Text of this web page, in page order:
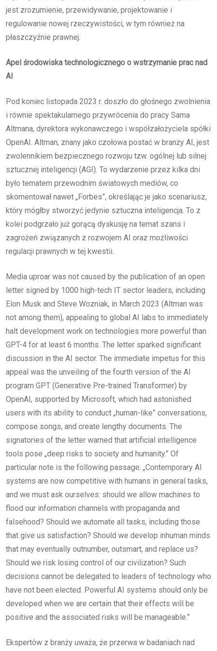
jest zrozumienie, przewidywanie, projektowanie i
regulowanie nowej rzeczywistości, w tym również na
płaszczyźnie prawnej.
Apel środowiska technologicznego o wstrzymanie prac nad
AI
Pod koniec listopada 2023 r. doszło do głośnego zwolnienia
i równie spektakularnego przywrócenia do pracy Sama
Altmana, dyrektora wykonawczego i współzałożyciela spółki
OpenAI. Altman, znany jako czołowa postać w branży AI, jest
zwolennikiem bezpiecznego rozwoju tzw. ogólnej lub silnej
sztucznej inteligencji (AGI). To wydarzenie przez kilka dni
było tematem przewodnim światowych mediów, co
skomentował nawet „Forbes”, określając je jako scenariusz,
który mógłby stworzyć jedynie sztuczna inteligencja. To z
kolei podgrzało już gorącą dyskusję na temat szans i
zagrożeń związanych z rozwojem AI oraz możliwości
regulacji prawnych w tej kwestii.
Media uproar was not caused by the publication of an open
letter signed by 1000 high-tech IT sector leaders, including
Elon Musk and Steve Wozniak, in March 2023 (Altman was
not among them), appealing to global AI labs to immediately
halt development work on technologies more powerful than
GPT-4 for at least 6 months. The letter sparked significant
discussion in the AI sector. The immediate impetus for this
appeal was the unveiling of the fourth version of the AI
program GPT (Generative Pre-trained Transformer) by
OpenAI, supported by Microsoft, which had astonished
users with its ability to conduct „human-like” conversations,
compose songs, and create lengthy documents. The
signatories of the letter warned that artificial intelligence
tools pose „deep risks to society and humanity.” Of
particular note is the following passage: „Contemporary AI
systems are now competitive with humans in general tasks,
and we must ask ourselves: should we allow machines to
flood our information channels with propaganda and
falsehood? Should we automate all tasks, including those
that give us satisfaction? Should we develop inhuman minds
that may eventually outnumber, outsmart, and replace us?
Should we risk losing control of our civilization? Such
decisions cannot be delegated to leaders of technology who
have not been elected. Powerful AI systems should only be
developed when we are certain that their effects will be
positive and the associated risks will be manageable.”
Ekspertów z branży uważa, że przerwa w badaniach nad